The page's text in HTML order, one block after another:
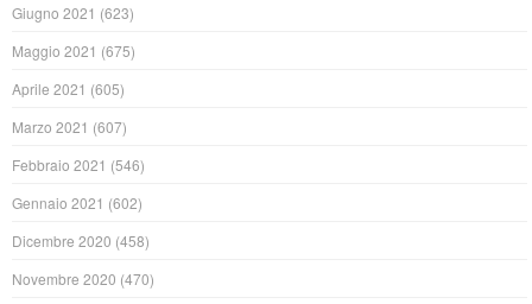
Giugno 2021 (623)
Maggio 2021 (675)
Aprile 2021 (605)
Marzo 2021 (607)
Febbraio 2021 (546)
Gennaio 2021 (602)
Dicembre 2020 (458)
Novembre 2020 (470)